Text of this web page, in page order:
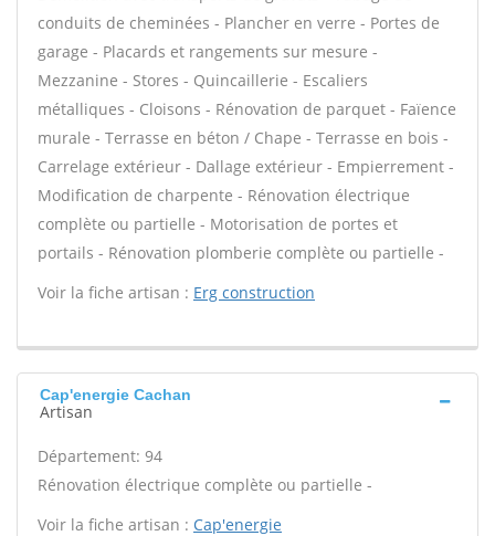
conduits de cheminées - Plancher en verre - Portes de
garage - Placards et rangements sur mesure -
Mezzanine - Stores - Quincaillerie - Escaliers
métalliques - Cloisons - Rénovation de parquet - Faïence
murale - Terrasse en béton / Chape - Terrasse en bois -
Carrelage extérieur - Dallage extérieur - Empierrement -
Modification de charpente - Rénovation électrique
complète ou partielle - Motorisation de portes et
portails - Rénovation plomberie complète ou partielle -
Voir la fiche artisan : Erg construction
Cap'energie Cachan
Artisan
Département: 94
Rénovation électrique complète ou partielle -
Voir la fiche artisan : Cap'energie